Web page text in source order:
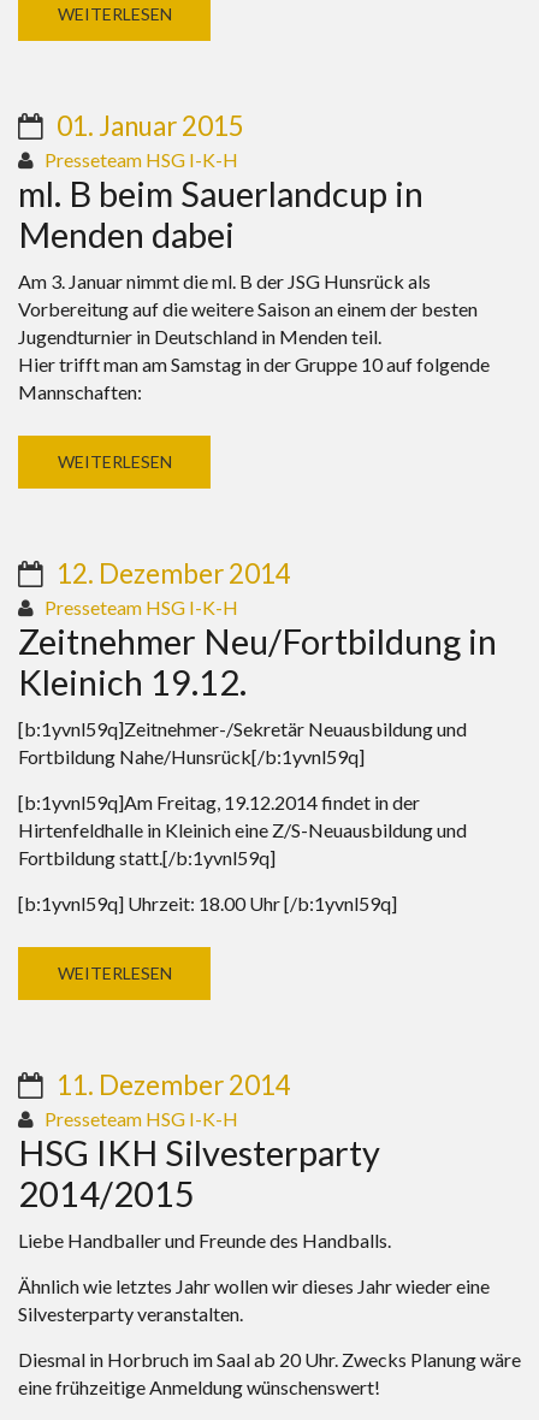
WEITERLESEN
01. Januar 2015
Presseteam HSG I-K-H
ml. B beim Sauerlandcup in
Menden dabei
Am 3. Januar nimmt die ml. B der JSG Hunsrück als
Vorbereitung auf die weitere Saison an einem der besten
Jugendturnier in Deutschland in Menden teil.
Hier trifft man am Samstag in der Gruppe 10 auf folgende
Mannschaften:
WEITERLESEN
12. Dezember 2014
Presseteam HSG I-K-H
Zeitnehmer Neu/Fortbildung in
Kleinich 19.12.
[b:1yvnl59q]Zeitnehmer-/Sekretär Neuausbildung und
Fortbildung Nahe/Hunsrück[/b:1yvnl59q]
[b:1yvnl59q]Am Freitag, 19.12.2014 findet in der
Hirtenfeldhalle in Kleinich eine Z/S-Neuausbildung und
Fortbildung statt.[/b:1yvnl59q]
[b:1yvnl59q] Uhrzeit: 18.00 Uhr [/b:1yvnl59q]
WEITERLESEN
11. Dezember 2014
Presseteam HSG I-K-H
HSG IKH Silvesterparty
2014/2015
Liebe Handballer und Freunde des Handballs.
Ähnlich wie letztes Jahr wollen wir dieses Jahr wieder eine
Silvesterparty veranstalten.
Diesmal in Horbruch im Saal ab 20 Uhr. Zwecks Planung wäre
eine frühzeitige Anmeldung wünschenswert!